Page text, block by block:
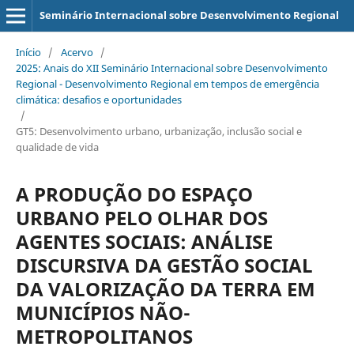
Seminário Internacional sobre Desenvolvimento Regional
Início / Acervo /
2025: Anais do XII Seminário Internacional sobre Desenvolvimento
Regional - Desenvolvimento Regional em tempos de emergência
climática: desafios e oportunidades
/
GT5: Desenvolvimento urbano, urbanização, inclusão social e
qualidade de vida
A PRODUÇÃO DO ESPAÇO
URBANO PELO OLHAR DOS
AGENTES SOCIAIS: ANÁLISE
DISCURSIVA DA GESTÃO SOCIAL
DA VALORIZAÇÃO DA TERRA EM
MUNICÍPIOS NÃO-
METROPOLITANOS